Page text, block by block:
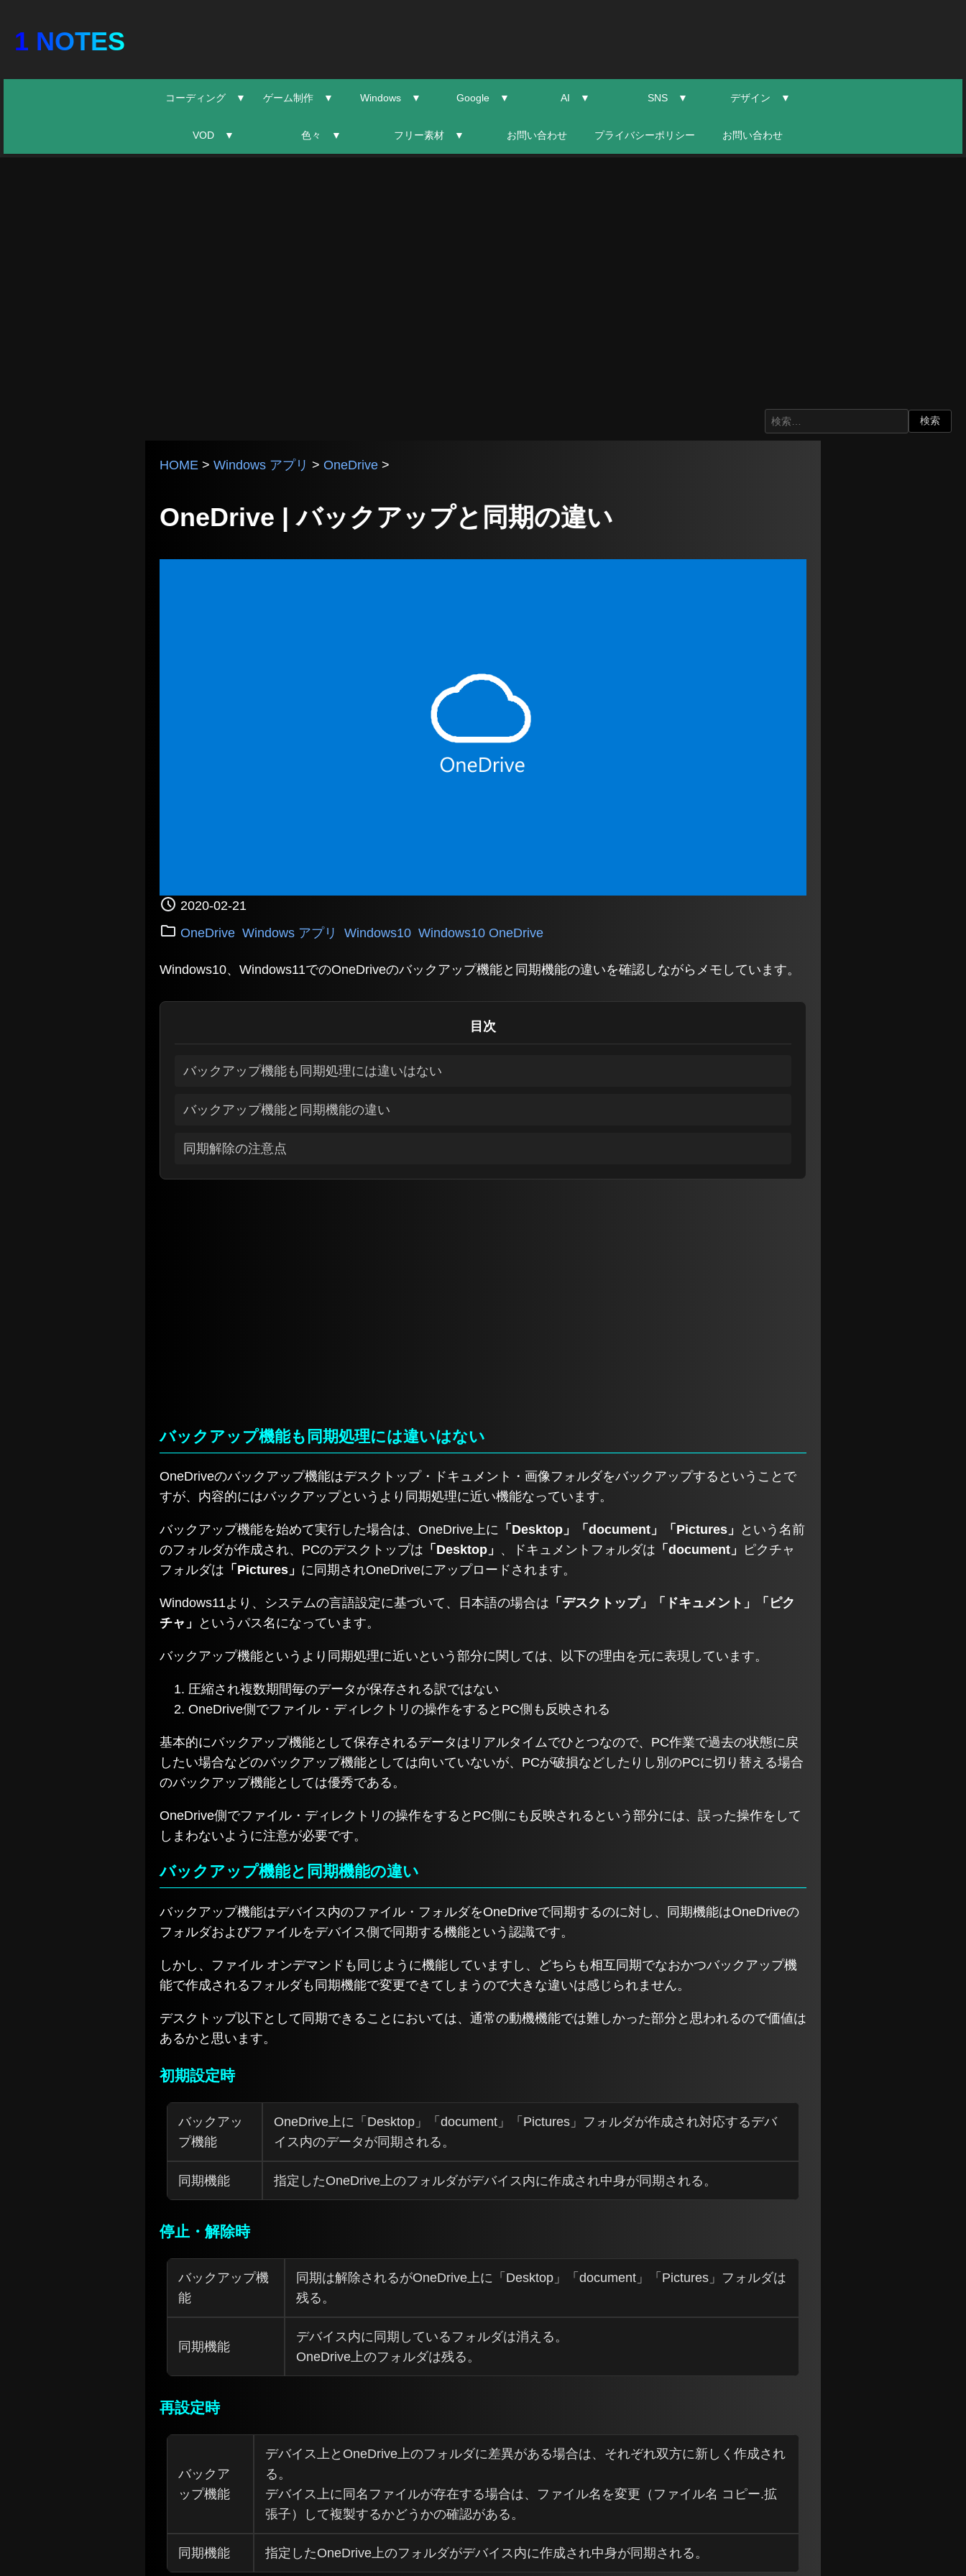
1 NOTES
コーディング ▼ ゲーム制作 ▼ Windows ▼ Google ▼ AI ▼ SNS ▼ デザイン ▼
VOD ▼ 色々 ▼ フリー素材 ▼ お問い合わせ プライバシーポリシー お問い合わせ
HOME > Windows アプリ > OneDrive >
OneDrive | バックアップと同期の違い
2020-02-21
OneDrive Windows アプリ Windows10 Windows10 OneDrive
Windows10、Windows11でのOneDriveのバックアップ機能と同期機能の違いを確認しながらメモしています。
目次
バックアップ機能も同期処理には違いはない
バックアップ機能と同期機能の違い
同期解除の注意点
バックアップ機能も同期処理には違いはない
OneDriveのバックアップ機能はデスクトップ・ドキュメント・画像フォルダをバックアップするということで
すが、内容的にはバックアップというより同期処理に近い機能なっています。
バックアップ機能を始めて実行した場合は、OneDrive上に 「Desktop」「document」「Pictures」
という名前
のフォルダが作成され、PCのデスクトップは 「Desktop」 、ドキュメントフォルダは 「document」
ピクチャ
フォルダは 「Pictures」 に同期されOneDriveにアップロードされます。
Windows11より、システムの言語設定に基づいて、日本語の場合は 「デスクトップ」「ドキュメント」「ピク
チャ」
というパス名になっています。
バックアップ機能というより同期処理に近いという部分に関しては、以下の理由を元に表現しています。
圧縮され複数期間毎のデータが保存される訳ではない
OneDrive側でファイル・ディレクトリの操作をするとPC側も反映される
基本的にバックアップ機能として保存されるデータはリアルタイムでひとつなので、PC作業で過去の状態に戻
したい場合などのバックアップ機能としては向いていないが、PCが破損などしたりし別のPCに切り替える場合
のバックアップ機能としては優秀である。
OneDrive側でファイル・ディレクトリの操作をするとPC側にも反映されるという部分には、誤った操作をして
しまわないように注意が必要です。
バックアップ機能と同期機能の違い
バックアップ機能はデバイス内のファイル・フォルダをOneDriveで同期するのに対し、同期機能はOneDriveの
フォルダおよびファイルをデバイス側で同期する機能という認識です。
しかし、ファイル オンデマンドも同じように機能していますし、どちらも相互同期でなおかつバックアップ機
能で作成されるフォルダも同期機能で変更できてしまうので大きな違いは感じられません。
デスクトップ以下として同期できることにおいては、通常の動機機能では難しかった部分と思われるので価値は
あるかと思います。
初期設定時
バックアッ
プ機能
OneDrive上に「Desktop」「document」「Pictures」フォルダが作成され対応するデバ
イス内のデータが同期される。
同期機能 指定したOneDrive上のフォルダがデバイス内に作成され中身が同期される。
停止・解除時
バックアップ機
能
同期は解除されるがOneDrive上に「Desktop」「document」「Pictures」フォルダは
残る。
同期機能
デバイス内に同期しているフォルダは消える。
OneDrive上のフォルダは残る。
再設定時
バックア
ップ機能
デバイス上とOneDrive上のフォルダに差異がある場合は、それぞれ双方に新しく作成され
る。
デバイス上に同名ファイルが存在する場合は、ファイル名を変更（ファイル名 コピー.拡
張子）して複製するかどうかの確認がある。
同期機能 指定したOneDrive上のフォルダがデバイス内に作成され中身が同期される。